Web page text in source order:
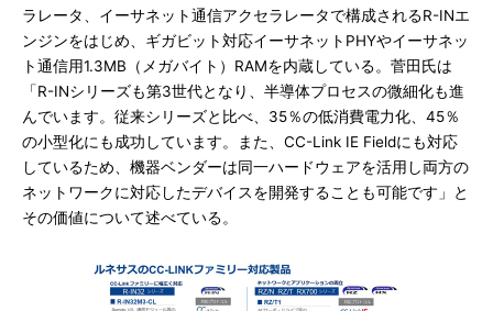
ラレータ、イーサネット通信アクセラレータで構成されるR-INエ
ンジンをはじめ、ギガビット対応イーサネットPHYやイーサネッ
ト通信用1.3MB（メガバイト）RAMを内蔵している。菅田氏は
「R-INシリーズも第3世代となり、半導体プロセスの微細化も進
んでいます。従来シリーズと比べ、35％の低消費電力化、45％
の小型化にも成功しています。また、CC-Link IE Fieldにも対応
しているため、機器ベンダーは同一ハードウェアを活用し両方の
ネットワークに対応したデバイスを開発することも可能です」と
その価値について述べている。